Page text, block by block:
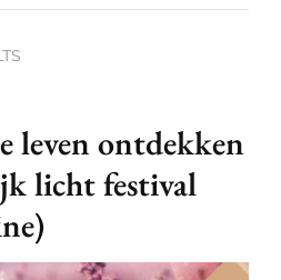
leven ontdekken
licht festival